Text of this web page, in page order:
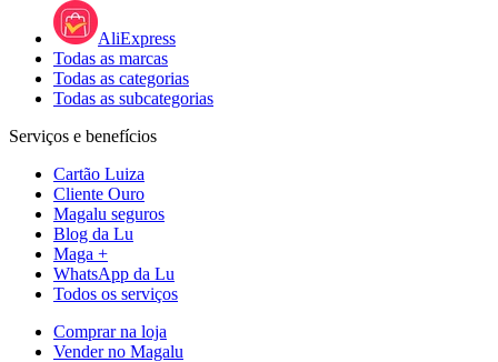
AliExpress
Todas as marcas
Todas as categorias
Todas as subcategorias
Serviços e benefícios
Cartão Luiza
Cliente Ouro
Magalu seguros
Blog da Lu
Maga +
WhatsApp da Lu
Todos os serviços
Comprar na loja
Vender no Magalu